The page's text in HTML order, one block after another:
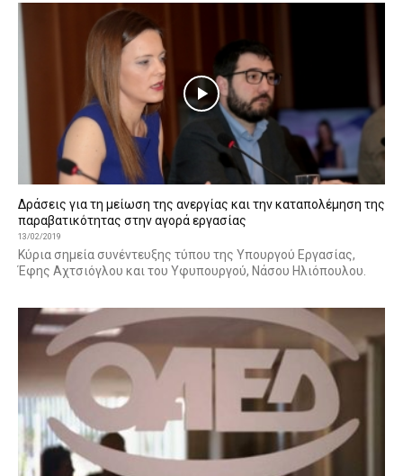
Δράσεις για τη μείωση της ανεργίας και την καταπολέμηση της
παραβατικότητας στην αγορά εργασίας
13/02/2019
Κύρια σημεία συνέντευξης τύπου της Υπουργού Εργασίας,
Έφης Αχτσιόγλου και του Υφυπουργού, Νάσου Ηλιόπουλου.